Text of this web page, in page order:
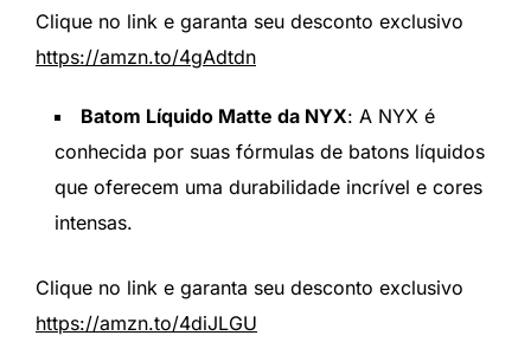
Clique no link e garanta seu desconto exclusivo
https://amzn.to/4gAdtdn
Batom Líquido Matte da NYX: A NYX é
conhecida por suas fórmulas de batons líquidos
que oferecem uma durabilidade incrível e cores
intensas.
Clique no link e garanta seu desconto exclusivo
https://amzn.to/4diJLGU